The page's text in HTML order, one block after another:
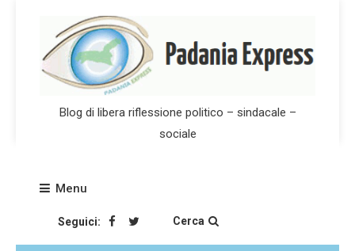
Blog di libera riflessione politico – sindacale –
sociale
Menu
Seguici: Cerca